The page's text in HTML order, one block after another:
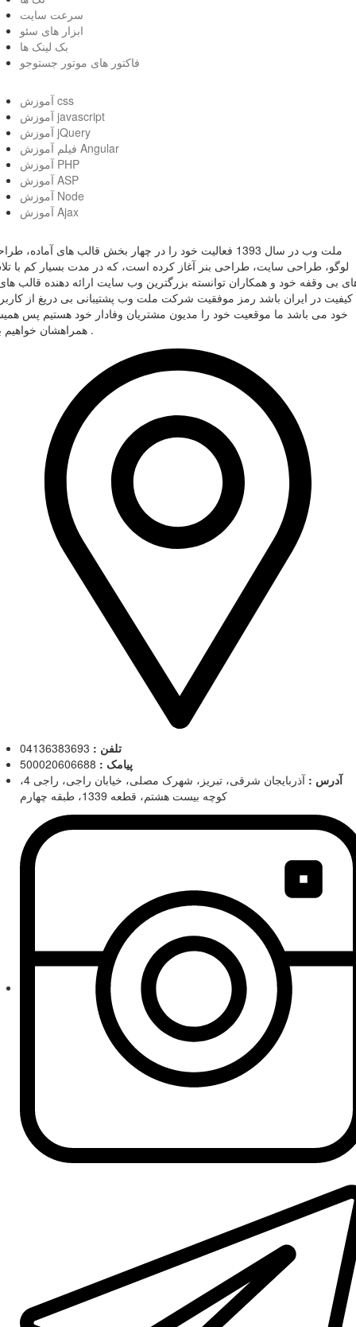
سرعت سایت
ابزار های سئو
بک لینک ها
فاکتور های موتور جستوجو
آموزش css
آموزش javascript
آموزش jQuery
فیلم آموزش Angular
آموزش PHP
آموزش ASP
آموزش Node
آموزش Ajax
ملت وب در سال 1393 فعالیت خود را در چهار بخش قالب های آماده،
لوگو، طراحی سایت، طراحی بنر آغاز کرده است، که در مدت بسیار کم با
بی وقفه خود و همکاران توانسته بزرگترین وب سایت ارائه دهنده قالب
کیفیت در ایران باشد رمز موفقیت شرکت ملت وب پشتیبانی بی دریغ از
خود می باشد ما موقعیت خود را مدیون مشتریان وفادار خود هستیم پس
همراهشان خواهیم بود .
تلفن :
پیامک :
آدرس :
آذربایجان شرقی، تبریز، شهرک مصلی، خیابان راجی، راجی 4،
کوچه بیست هشتم، قطعه 1339، طبقه چهارم